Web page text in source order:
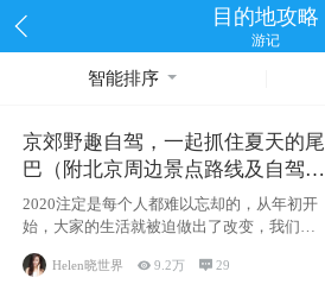
目的地攻略
游记
智能排序
京郊野趣自驾，一起抓住夏天的尾
巴（附北京周边景点路线及自驾攻
略）
2020注定是每个人都难以忘却的，从年初开
始，大家的生活就被迫做出了改变，我们也
不例外。本来双双辞职是为
Helen晓世界 9.2万 29